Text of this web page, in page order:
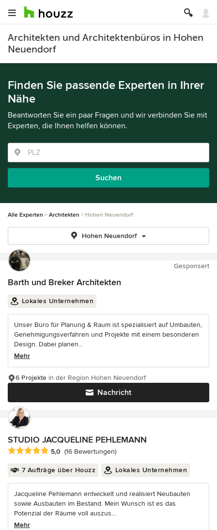
Architekten und Architektenbüros in Hohen
Neuendorf
Finden Sie passende Experten in Ihrer
Nähe
Beantworten Sie ein paar Fragen und wir verbinden Sie mit
Experten, die Ihnen helfen können.
Suchen
Alle Experten Architekten Hohen Neuendorf
Hohen Neuendorf
Gesponsert
Barth und Breker Architekten
Lokales Unternehmen
Unser Büro für Planung & Raum ist spezialisiert auf Umbauten,
Genehmigungsverfahren und Projekte mit einem besonderen
Design. Dabei planen...
Mehr
Nachricht
6 Projekte in der Region Hohen Neuendorf
STUDIO JACQUELINE PEHLEMANN
Durchschnittliche Bewertung: 5 von 5 Sternen
5,0 (16 Bewertungen)
7 Aufträge über Houzz Lokales Unternehmen
Jacqueline Pehlemann entwickelt und realisiert Neubauten
sowie Ausbauten im Bestand. Mein Wunsch ist es das
Potenzial der Räume voll auszus...
Mehr